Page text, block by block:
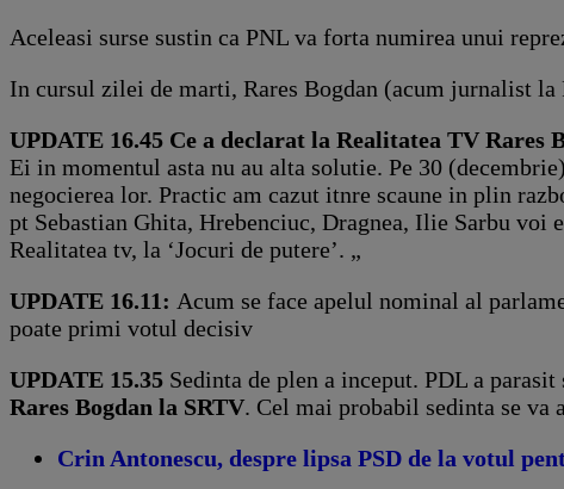
Aceleasi surse sustin ca PNL va forta numirea unui
In cursul zilei de marti, Rares Bogdan (acum jurnalist
UPDATE 16.45 Ce a declarat la Realitatea TV Rares
Ei in momentul asta nu au alta solutie. Pe 30
negocierea lor. Practic am cazut itnre scaune in plin
pt Sebastian Ghita, Hrebenciuc, Dragnea, Ilie Sarbu
Realitatea tv, la ‘Jocuri de putere’. „
UPDATE 16.11: Acum se face apelul nominal al
poate primi votul decisiv
UPDATE 15.35 Sedinta de plen a inceput. PDL a
Rares Bogdan la SRTV. Cel mai probabil sedinta se va
Crin Antonescu, despre lipsa PSD de la votul